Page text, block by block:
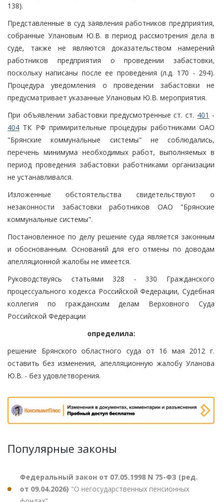
138).
Представленные в суд заявления работников предприятия,
собранные Улановым Ю.В. в период рассмотрения дела в
суде, также не являются доказательством намерений
работников предприятия о проведении забастовки,
поскольку написаны после ее проведения (л.д. 170 - 294).
Процедура уведомления о проведении забастовки не
предусматривает указанные Улановым Ю.В. мероприятия.
При объявлении забастовки предусмотренные ст. ст. 401 -
404 ТК РФ примирительные процедуры работниками ОАО
"Брянские коммунальные системы" не соблюдались,
перечень минимума необходимых работ, выполняемых в
период проведения забастовки работниками организации
не устанавливался.
Изложенные обстоятельства свидетельствуют о
незаконности забастовки работников ОАО "Брянские
коммунальные системы".
Постановленное по делу решение суда является законным
и обоснованным. Оснований для его отмены по доводам
апелляционной жалобы не имеется.
Руководствуясь статьями 328 - 330 Гражданского
процессуального кодекса Российской Федерации, Судебная
коллегия по гражданским делам Верховного Суда
Российской Федерации
определила:
решение Брянского областного суда от 16 мая 2012 г.
оставить без изменения, апелляционную жалобу Уланова
Ю.В. - без удовлетворения.
Популярные законы
Федеральный закон от 07.05.1998 N 75-ФЗ (ред.
от 09.04.2026) "О негосударственных пенсионных